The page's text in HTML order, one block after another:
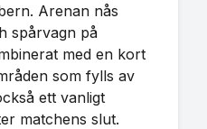
Arenan nås
spårvagn på
med en kort
som fylls av
ett vanligt
matchens slut.